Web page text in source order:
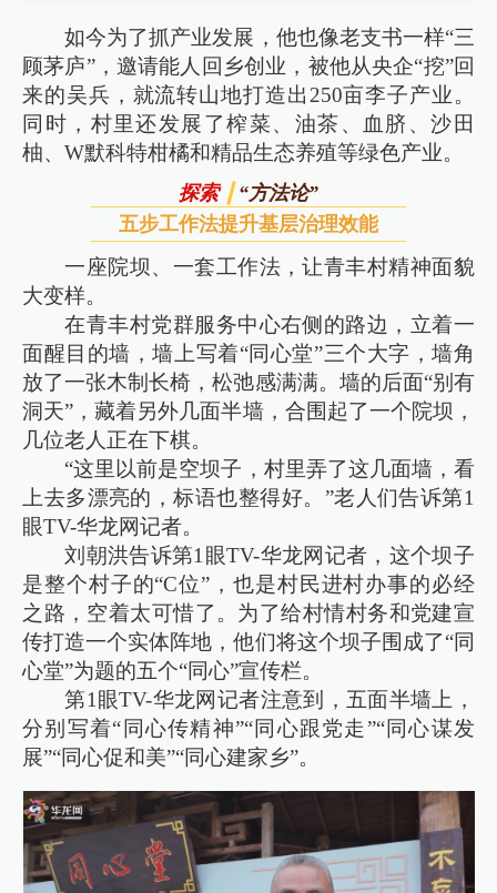
如今为了抓产业发展，他也像老支书一样“三
顾茅庐”，邀请能人回乡创业，被他从央企“挖”回
来的吴兵，就流转山地打造出250亩李子产业。
同时，村里还发展了榨菜、油茶、血脐、沙田
柚、W默科特柑橘和精品生态养殖等绿色产业。
探索
“方法论”
五步工作法提升基层治理效能
一座院坝、一套工作法，让青丰村精神面貌
大变样。
在青丰村党群服务中心右侧的路边，立着一
面醒目的墙，墙上写着“同心堂”三个大字，墙角
放了一张木制长椅，松弛感满满。墙的后面“别有
洞天”，藏着另外几面半墙，合围起了一个院坝，
几位老人正在下棋。
“这里以前是空坝子，村里弄了这几面墙，看
上去多漂亮的，标语也整得好。”老人们告诉第1
眼TV-华龙网记者。
刘朝洪告诉第1眼TV-华龙网记者，这个坝子
是整个村子的“C位”，也是村民进村办事的必经
之路，空着太可惜了。为了给村情村务和党建宣
传打造一个实体阵地，他们将这个坝子围成了“同
心堂”为题的五个“同心”宣传栏。
第1眼TV-华龙网记者注意到，五面半墙上，
分别写着“同心传精神”“同心跟党走”“同心谋发
展”“同心促和美”“同心建家乡”。